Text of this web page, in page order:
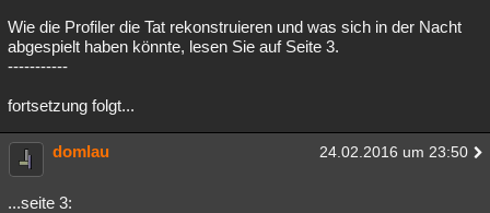
Wie die Profiler die Tat rekonstruieren und was sich in der Nacht
abgespielt haben könnte, lesen Sie auf Seite 3.
-----------
fortsetzung folgt...
domlau 24.02.2016 um 23:50
...seite 3: